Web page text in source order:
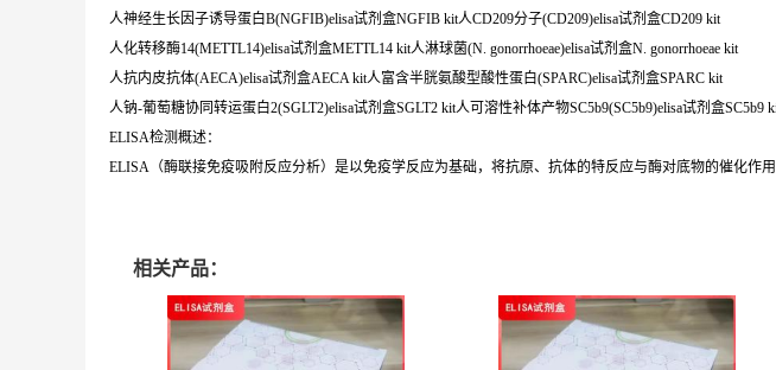
人神经生长因子诱导蛋白B(NGFIB)elisa试剂盒NGFIB kit人CD209分子(CD209)elisa试剂盒CD209 kit
人化转移酶14(METTL14)elisa试剂盒METTL14 kit人淋球菌(N. gonorrhoeae)elisa试剂盒N. gonorrhoeae kit
人抗内皮抗体(AECA)elisa试剂盒AECA kit人富含半胱氨酸型酸性蛋白(SPARC)elisa试剂盒SPARC kit
人钠-葡萄糖协同转运蛋白2(SGLT2)elisa试剂盒SGLT2 kit人可溶性补体产物SC5b9(SC5b9)elisa试剂盒SC5b9
ELISA检测概述：
ELISA（酶联接免疫吸附反应分析）是以免疫学反应为基础，将抗原、抗体的特反应与酶对底物的催化
相关产品：